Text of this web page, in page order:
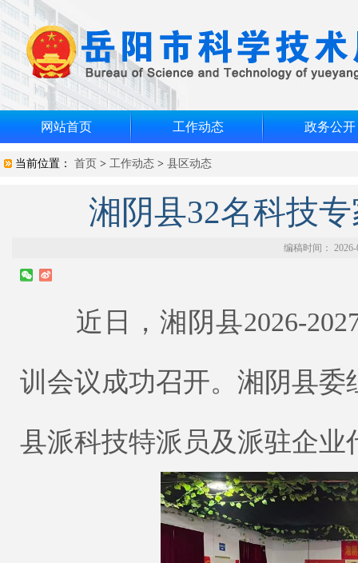
网站首页 工作动态 政务公开
当前位置： 首页 > 工作动态 > 县区动态
湘阴县32名科技
编稿时间：
近日，湘阴县2026-
训会议成功召开。湘阴县
县派科技特派员及派驻企业